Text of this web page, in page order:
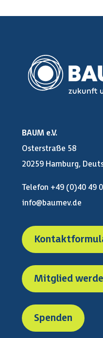
BAUM e.V.
Osterstraße 58
20259 Hamburg,
Telefon +49 (0)40 49
info@baumev.de
Mitglied
Spenden